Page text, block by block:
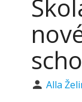
Alla